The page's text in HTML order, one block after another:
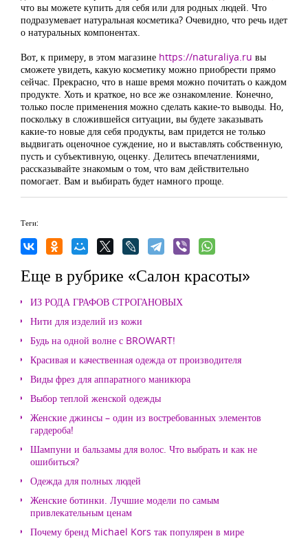
что вы можете купить для себя или для родных людей. Что
подразумевает натуральная косметика? Очевидно, что речь идет
о натуральных компонентах.
Вот, к примеру, в этом магазине https://naturaliya.ru вы
сможете увидеть, какую косметику можно приобрести прямо
сейчас. Прекрасно, что в наше время можно почитать о каждом
продукте. Хоть и краткое, но все же ознакомление. Конечно,
только после применения можно сделать какие-то выводы. Но,
поскольку в сложившейся ситуации, вы будете заказывать
какие-то новые для себя продукты, вам придется не только
выдвигать оценочное суждение, но и выставлять собственную,
пусть и субъективную, оценку. Делитесь впечатлениями,
рассказывайте знакомым о том, что вам действительно
помогает. Вам и выбирать будет намного проще.
Теги:
Еще в рубрике «Салон красоты»
ИЗ РОДА ГРАФОВ СТРОГАНОВЫХ
Нити для изделий из кожи
Будь на одной волне с BROWART!
Красивая и качественная одежда от производителя
Виды фрез для аппаратного маникюра
Выбор теплой женской одежды
Женские джинсы – один из востребованных элементов
гардероба!
Шампуни и бальзамы для волос. Что выбрать и как не
ошибиться?
Одежда для полных людей
Женские ботинки. Лучшие модели по самым
привлекательным ценам
Почему бренд Michael Kors так популярен в мире